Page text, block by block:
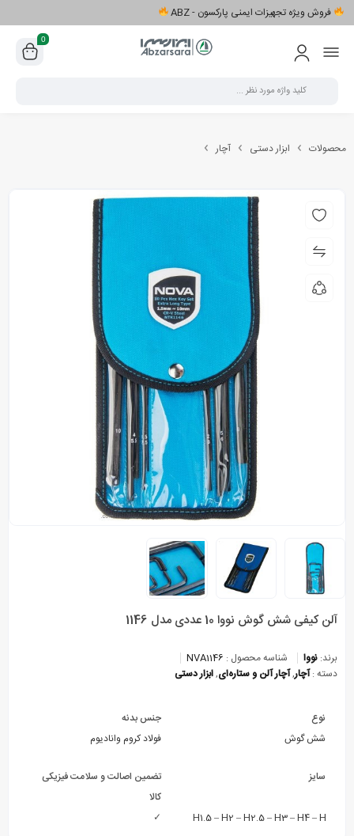
فروش ویژه تجهیزات ایمنی پارکسون - ABZ
0
محصولات ابزار دستی آچار
آلن کیفی شش گوش نووا 10 عددی مدل 1146
برند: نووا شناسه محصول : NVA1146
دسته :آچار,آچار آلن و ستاره‌ای,ابزار دستی
نوع
شش گوش
جنس بدنه
فولاد کروم وانادیوم
سایز
H1.5 – H2 – H2.5 – H3 – H4 – H5 –
تضمین اصالت و سلامت فیزیکی
کالا
✓